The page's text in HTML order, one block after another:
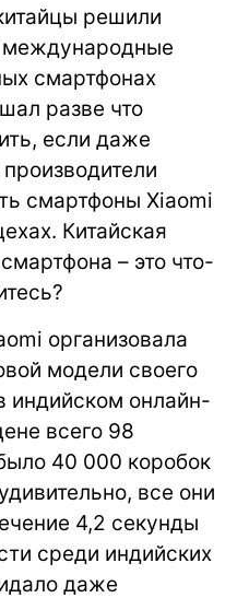
решили
международные
смартфонах
разве что
если даже
смартфоны Xiaomi
Китайская
– это что-
организовала
модели своего
индийском онлайн-
всего 98
40 000 коробок
все они
4,2 секунды
среди индийских
даже